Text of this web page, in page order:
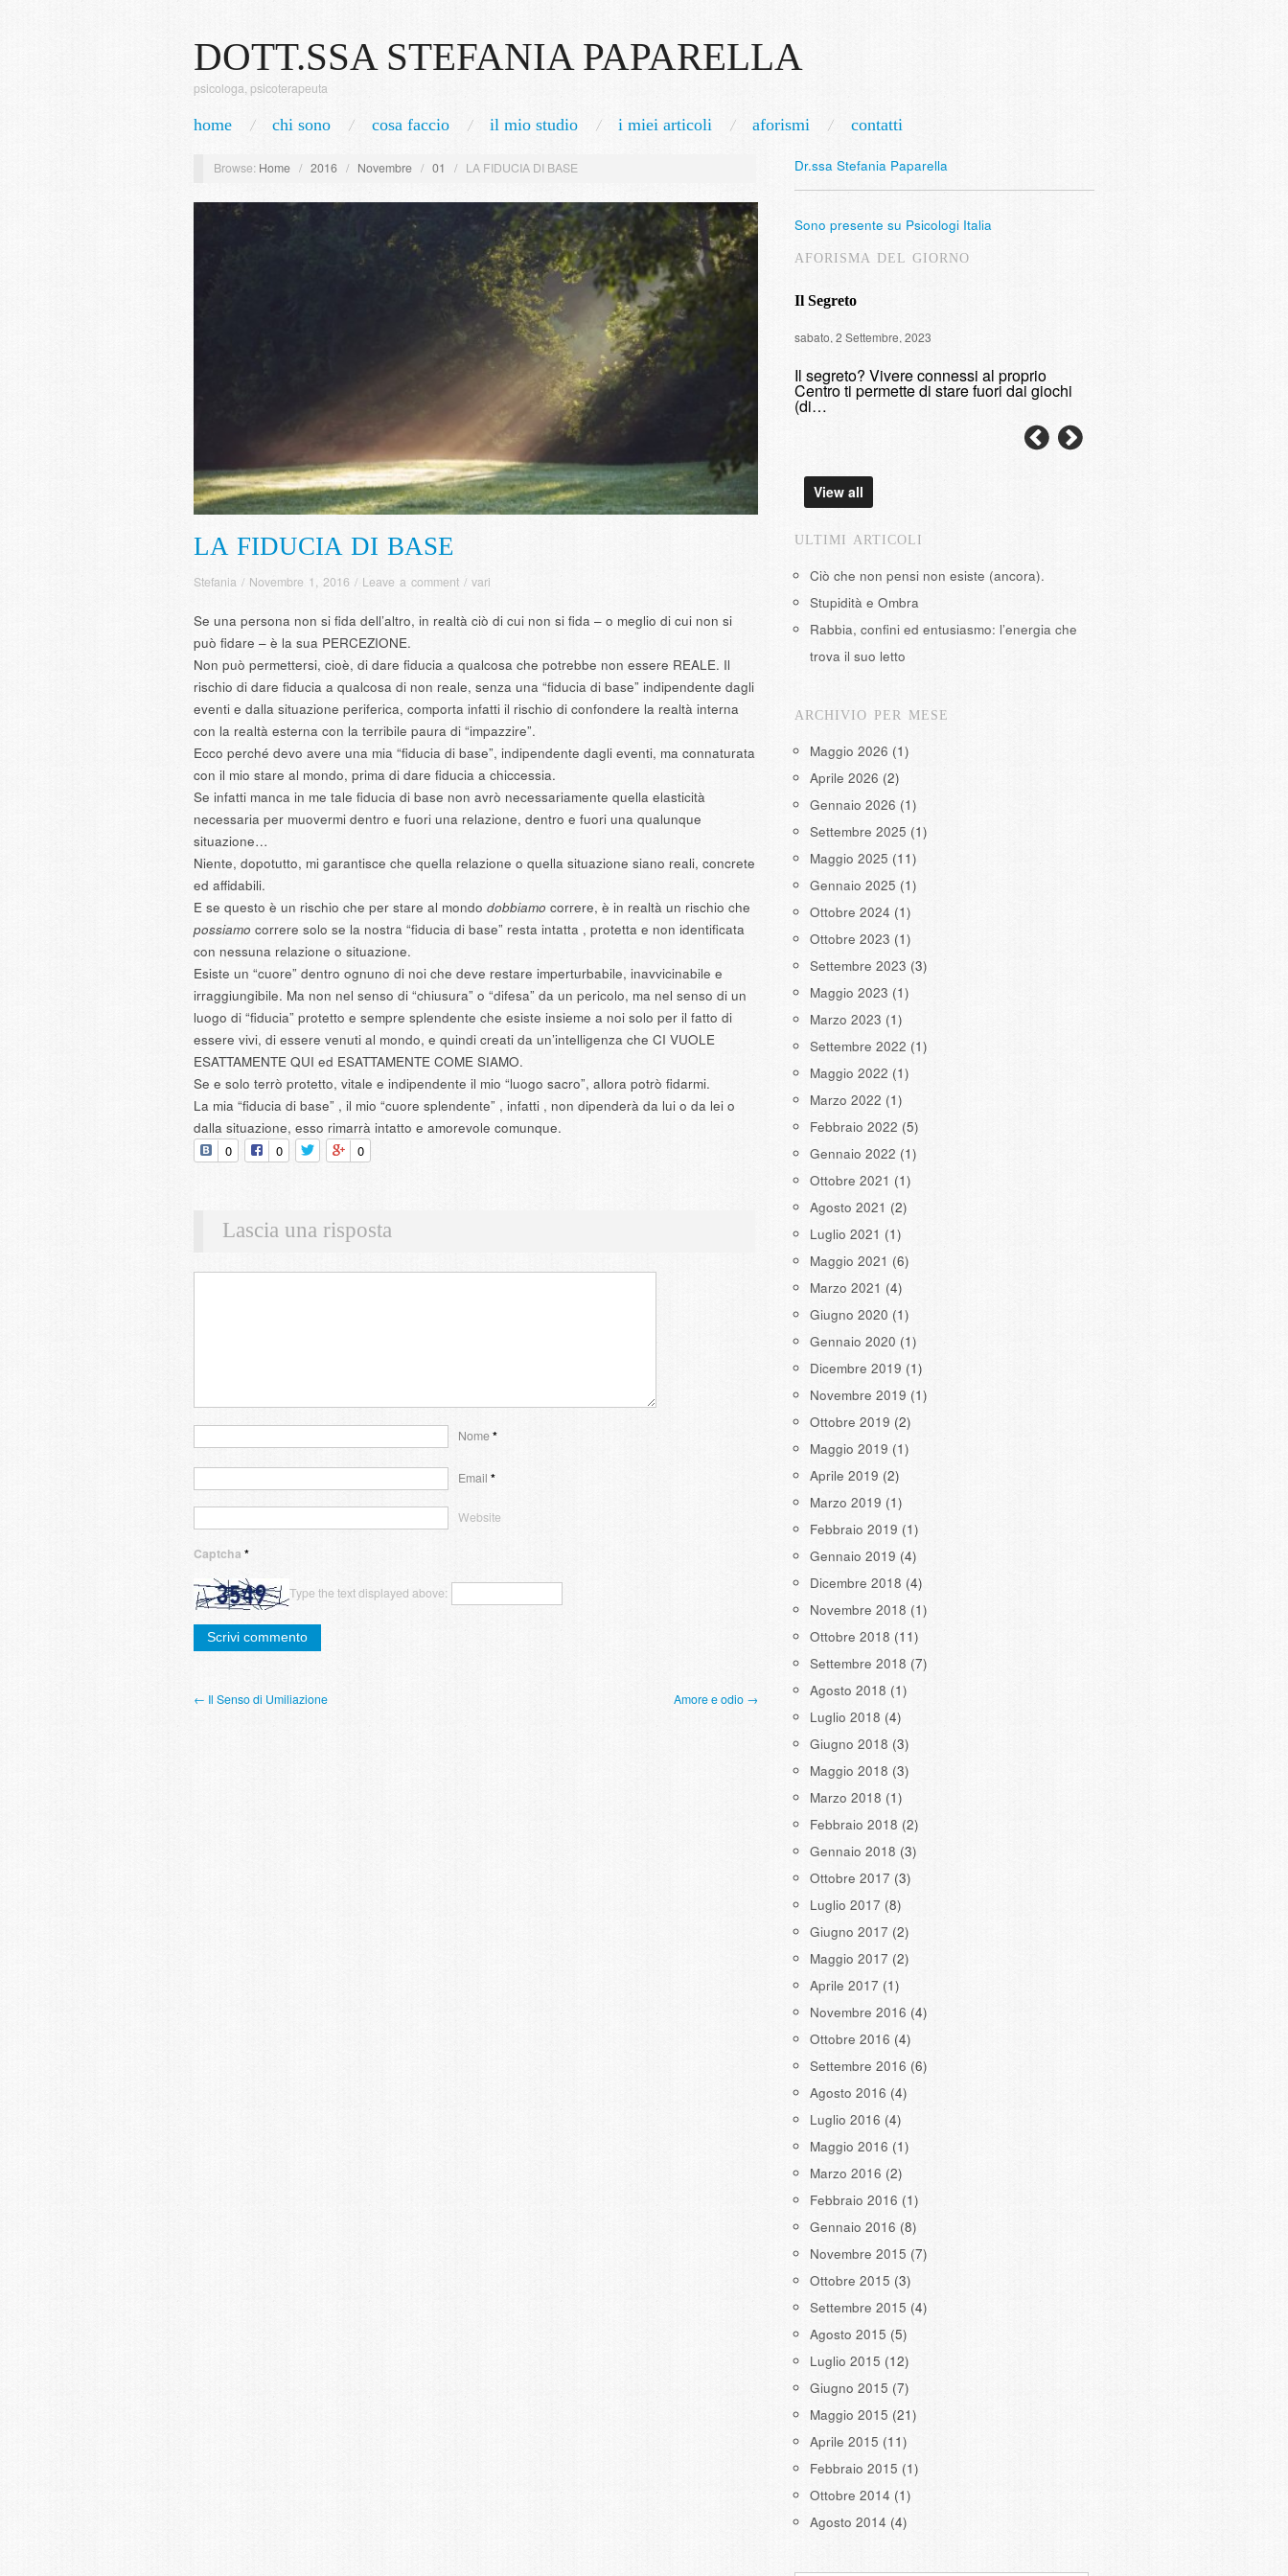
DOTT.SSA STEFANIA PAPARELLA
psicologa, psicoterapeuta
home chi sono cosa faccio il mio studio i miei articoli aforismi contatti
Browse: Home / 2016 / Novembre / 01 / LA FIDUCIA DI BASE
LA FIDUCIA DI BASE
Stefania / Novembre 1, 2016 / Leave a comment / vari
Se una persona non si fida dell’altro, in realtà ciò di cui non si fida – o meglio di cui non si
può fidare – è la sua PERCEZIONE.
Non può permettersi, cioè, di dare fiducia a qualcosa che potrebbe non essere REALE. Il
rischio di dare fiducia a qualcosa di non reale, senza una “fiducia di base” indipendente dagli
eventi e dalla situazione periferica, comporta infatti il rischio di confondere la realtà interna
con la realtà esterna con la terribile paura di “impazzire”.
Ecco perché devo avere una mia “fiducia di base”, indipendente dagli eventi, ma connaturata
con il mio stare al mondo, prima di dare fiducia a chiccessia.
Se infatti manca in me tale fiducia di base non avrò necessariamente quella elasticità
necessaria per muovermi dentro e fuori una relazione, dentro e fuori una qualunque
situazione…
Niente, dopotutto, mi garantisce che quella relazione o quella situazione siano reali, concrete
ed affidabili.
E se questo è un rischio che per stare al mondo dobbiamo correre, è in realtà un rischio che
possiamo correre solo se la nostra “fiducia di base” resta intatta , protetta e non identificata
con nessuna relazione o situazione.
Esiste un “cuore” dentro ognuno di noi che deve restare imperturbabile, inavvicinabile e
irraggiungibile. Ma non nel senso di “chiusura” o “difesa” da un pericolo, ma nel senso di un
luogo di “fiducia” protetto e sempre splendente che esiste insieme a noi solo per il fatto di
essere vivi, di essere venuti al mondo, e quindi creati da un’intelligenza che CI VUOLE
ESATTAMENTE QUI ed ESATTAMENTE COME SIAMO.
Se e solo terrò protetto, vitale e indipendente il mio “luogo sacro”, allora potrò fidarmi.
La mia “fiducia di base” , il mio “cuore splendente” , infatti , non dipenderà da lui o da lei o
dalla situazione, esso rimarrà intatto e amorevole comunque.
0
0 0
Lascia una risposta
Nome*
Email *
Website
Captcha *
Type the text displayed above:
← Il Senso di Umiliazione Amore e odio →
Dr.ssa Stefania Paparella
Sono presente su Psicologi Italia
AFORISMA DEL GIORNO
Il Segreto
sabato, 2 Settembre, 2023
Il segreto? Vivere connessi al proprio
Centro ti permette di stare fuori dai giochi
(di…
View all
ULTIMI ARTICOLI
Ciò che non pensi non esiste (ancora).
Stupidità e Ombra
Rabbia, confini ed entusiasmo: l’energia che
trova il suo letto
ARCHIVIO PER MESE
Maggio 2026 (1)
Aprile 2026 (2)
Gennaio 2026 (1)
Settembre 2025 (1)
Maggio 2025 (11)
Gennaio 2025 (1)
Ottobre 2024 (1)
Ottobre 2023 (1)
Settembre 2023 (3)
Maggio 2023 (1)
Marzo 2023 (1)
Settembre 2022 (1)
Maggio 2022 (1)
Marzo 2022 (1)
Febbraio 2022 (5)
Gennaio 2022 (1)
Ottobre 2021 (1)
Agosto 2021 (2)
Luglio 2021 (1)
Maggio 2021 (6)
Marzo 2021 (4)
Giugno 2020 (1)
Gennaio 2020 (1)
Dicembre 2019 (1)
Novembre 2019 (1)
Ottobre 2019 (2)
Maggio 2019 (1)
Aprile 2019 (2)
Marzo 2019 (1)
Febbraio 2019 (1)
Gennaio 2019 (4)
Dicembre 2018 (4)
Novembre 2018 (1)
Ottobre 2018 (11)
Settembre 2018 (7)
Agosto 2018 (1)
Luglio 2018 (4)
Giugno 2018 (3)
Maggio 2018 (3)
Marzo 2018 (1)
Febbraio 2018 (2)
Gennaio 2018 (3)
Ottobre 2017 (3)
Luglio 2017 (8)
Giugno 2017 (2)
Maggio 2017 (2)
Aprile 2017 (1)
Novembre 2016 (4)
Ottobre 2016 (4)
Settembre 2016 (6)
Agosto 2016 (4)
Luglio 2016 (4)
Maggio 2016 (1)
Marzo 2016 (2)
Febbraio 2016 (1)
Gennaio 2016 (8)
Novembre 2015 (7)
Ottobre 2015 (3)
Settembre 2015 (4)
Agosto 2015 (5)
Luglio 2015 (12)
Giugno 2015 (7)
Maggio 2015 (21)
Aprile 2015 (11)
Febbraio 2015 (1)
Ottobre 2014 (1)
Agosto 2014 (4)